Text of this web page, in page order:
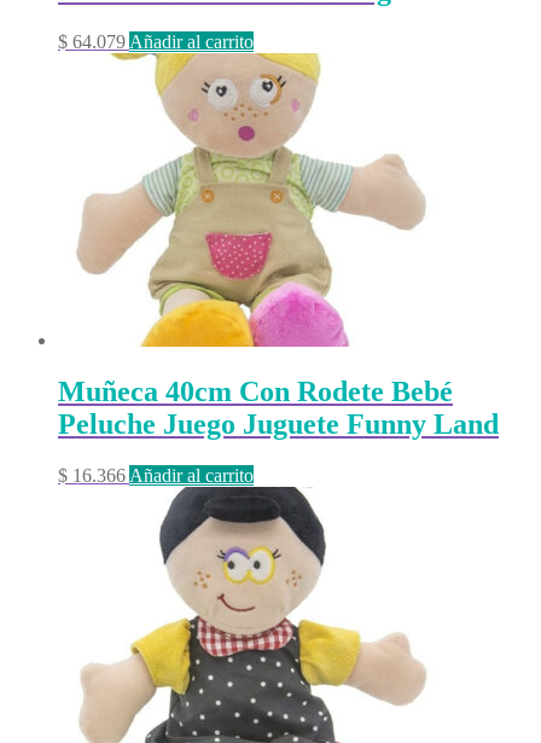
$ 64.079 Añadir al carrito
Muñeca 40cm Con Rodete Bebé
Peluche Juego Juguete Funny Land
$ 16.366 Añadir al carrito